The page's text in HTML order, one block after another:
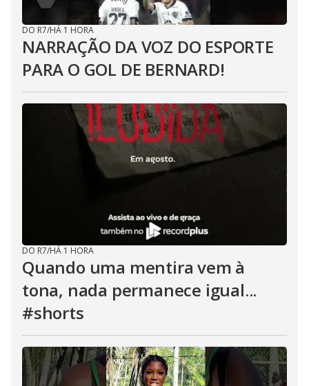
DO R7/HÁ 1 HORA
NARRAÇÃO DA VOZ DO ESPORTE
PARA O GOL DE BERNARD!
DO R7/HÁ 1 HORA
Quando uma mentira vem à
tona, nada permanece igual...
#shorts